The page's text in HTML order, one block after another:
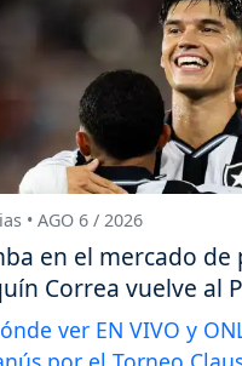
• AGO 6 / 2026
en el mercado de
Correa vuelve al